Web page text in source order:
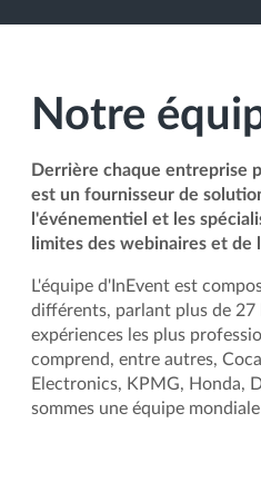
Notre
Derrière chaque entreprise
est un fournisseur de
l'événementiel et les
limites des webinaires et
L'équipe d'InEvent est
différents, parlant plus de 27
expériences les plus
comprend, entre autres,
Electronics, KPMG, Honda,
sommes une équipe mondiale